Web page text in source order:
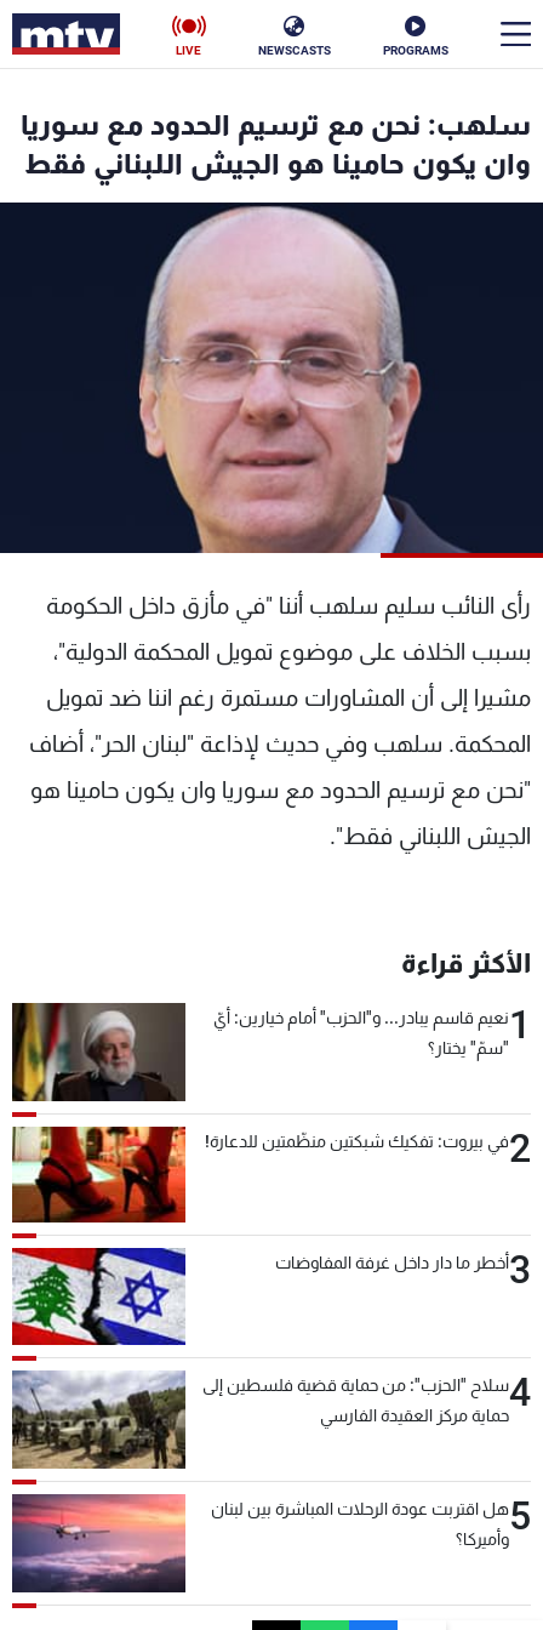
PROGRAMS
NEWSCASTS
LIVE
سلهب: نحن مع ترسيم الحدود مع سوريا
وان يكون حامينا هو الجيش اللبناني فقط
رأى النائب سليم سلهب أننا "في مأزق داخل الحكومة
بسبب الخلاف على موضوع تمويل المحكمة الدولية"،
مشيرا إلى أن المشاورات مستمرة رغم اننا ضد تمويل
المحكمة. سلهب وفي حديث لإذاعة "لبنان الحر"، أضاف
"نحن مع ترسيم الحدود مع سوريا وان يكون حامينا هو
الجيش اللبناني فقط".
الأكثر قراءة
1نعيم قاسم يبادر... و"الحزب" أمام خيارين: أيّ
"سمّ" يختار؟
2في بيروت: تفكيك شبكتين منظّمتين للدعارة!
3أخطر ما دار داخل غرفة المفاوضات
4سلاح "الحزب": من حماية قضية فلسطين إلى
حماية مركز العقيدة الفارسي
5هل اقتربت عودة الرحلات المباشرة بين لبنان
وأميركا؟
الأخبار
ناس
رياضة
كأس العالم
جدول البرامج
الترددات
الإنـتـاج
لاعلاناتكم
تواصل معنا
شروط الإسـتخدام
سياسة الخصوصية